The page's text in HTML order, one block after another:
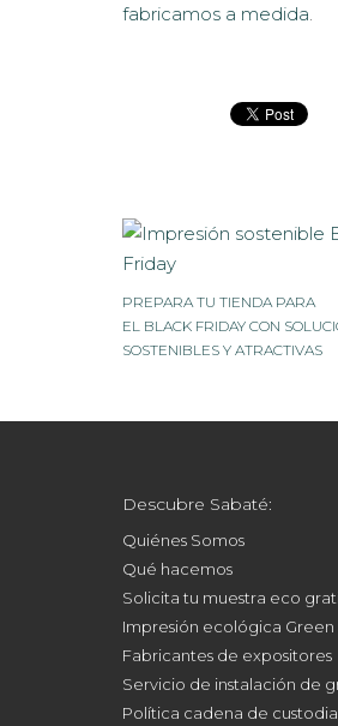
fabricamos a medida.
PREPARA TU TIENDA PARA
EL BLACK FRIDAY CON
SOSTENIBLES Y ATRACTIVAS
Descubre Sabaté:
Quiénes Somos
Qué hacemos
Solicita tu muestra eco
Impresión ecológica Green
Fabricantes de expositores
Servicio de instalación de
Política cadena de